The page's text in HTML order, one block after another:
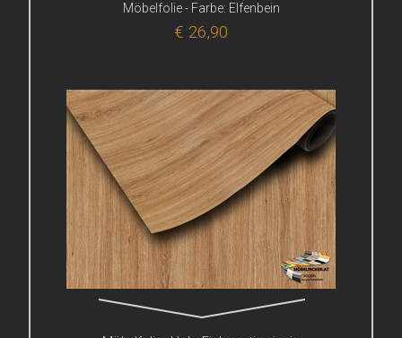
Möbelfolie - Farbe: Elfenbein
€ 26,90